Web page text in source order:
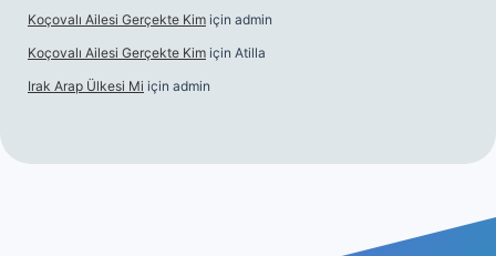
Koçovalı Ailesi Gerçekte Kim için admin
Koçovalı Ailesi Gerçekte Kim için Atilla
Irak Arap Ülkesi Mi için admin